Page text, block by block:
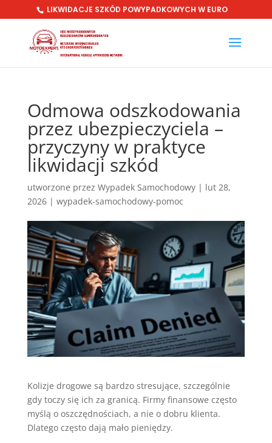
LIKWIDACJE SZKÓD POWYPADKOWYCH W EURO
Odmowa odszkodowania
przez ubezpieczyciela –
przyczyny w praktyce
likwidacji szkód
utworzone przez Wypadek Samochodowy| lut 28,
2026| wypadek-samochodowy-pomoc
Kolizje drogowe są bardzo stresujące, szczególnie
gdy toczy się ich za granicą. Firmy finansowe często
myślą o oszczędnościach, a nie o dobru klienta.
Dlatego często dają mało pieniędzy.